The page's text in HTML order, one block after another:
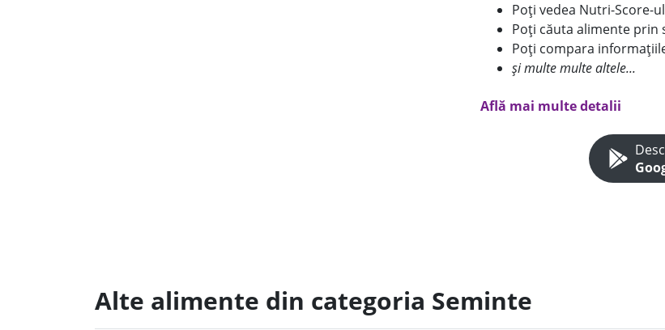
Poți vedea Nutri-Score-
Poți căuta alimente prin
Poți compara
și multe multe altele...
Află mai multe detalii
Alte alimente din categoria Seminte